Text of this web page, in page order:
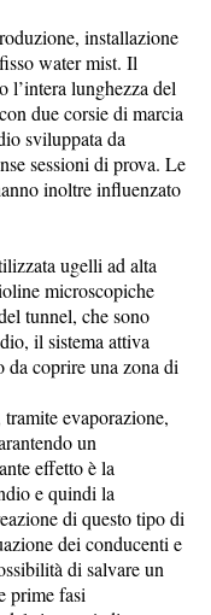
installazione
water mist. Il
l’intera lunghezza del
due corsie di marcia
sviluppata da
sessioni di prova. Le
inoltre influenzato
ugelli ad alta
microscopiche
tunnel, che sono
il sistema attiva
da coprire una zona di
evaporazione,
un
effetto è la
e quindi la
di questo tipo di
dei conducenti e
di salvare un
prime fasi